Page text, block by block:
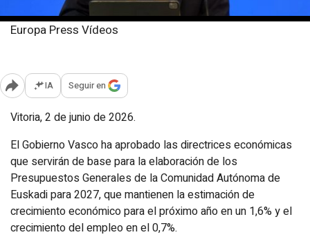
Europa Press Vídeos
Abrir opciones para compartir
IA Seguir en
Vitoria, 2 de junio de 2026.
El Gobierno Vasco ha aprobado las directrices económicas
que servirán de base para la elaboración de los
Presupuestos Generales de la Comunidad Autónoma de
Euskadi para 2027, que mantienen la estimación de
crecimiento económico para el próximo año en un 1,6% y el
crecimiento del empleo en el 0,7%.